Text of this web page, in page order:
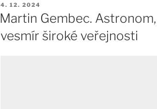
PUBLIKOVÁNO
4. 12. 2024
Martin Gembec.
vesmír široké veřejnosti